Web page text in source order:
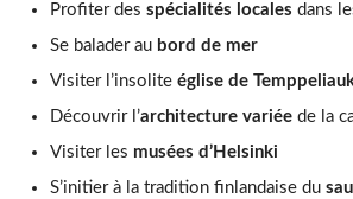
Profiter des spécialités locales dans
Se balader au bord de mer
Visiter l’insoliteéglise de
Découvrir l’architecture variéede la
Visiter les musées d’Helsinki
S’initier à la tradition finlandaise du